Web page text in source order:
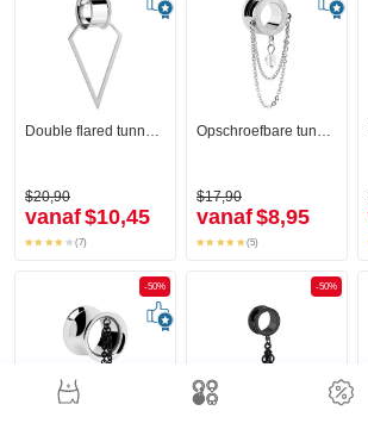
$20,90
vanaf$10,45
(7)
$17,90
vanaf$8,95
(5)
-50% -50%